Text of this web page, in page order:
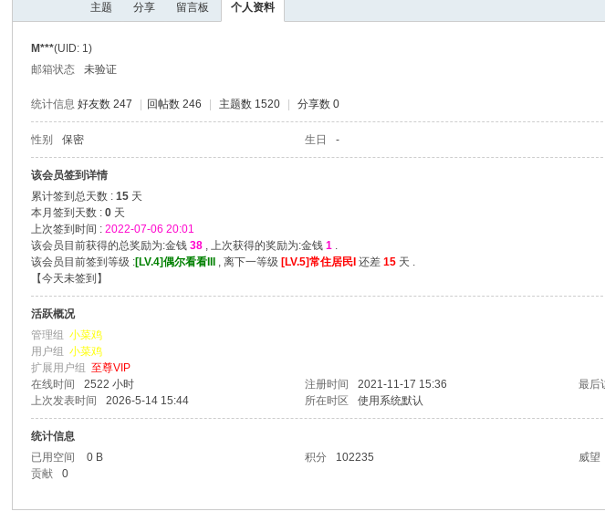
主题 分享 留言板 个人资料
M***(UID: 1)
邮箱状态
未验证
统计信息 好友数 247 回帖数 246 主题数 1520 分享数 0
性别 保密 生日 -
该会员签到详情
累计签到总天数 :15 天
本月签到天数 :0 天
上次签到时间 :2022-07-06 20:01
该会员目前获得的总奖励为:金钱38 , 上次获得的奖励为:金钱1 .
该会员目前签到等级 :[LV.4]偶尔看看III , 离下一等级 [LV.5]常住居民I 还差15 天 .
【今天未签到 】
活跃概况
管理组小菜鸡
用户组小菜鸡
扩展用户组至尊VIP
在线时间
2522 小时 注册时间 2021-11-17 15:36 最后
上次发表时间
2026-5-14 15:44 所在时区 使用系统默认
统计信息
已用空间
0 B 积分 102235 威望
贡献
0